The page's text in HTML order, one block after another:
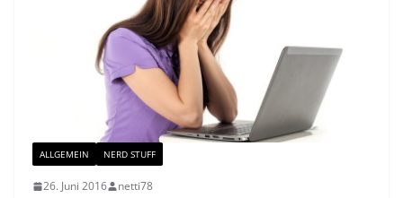
ALLGEMEIN NERD STUFF
26. Juni 2016 netti78